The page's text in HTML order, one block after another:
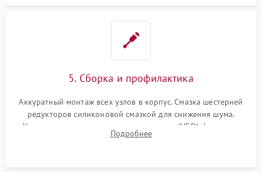
5. Сборка и профилактика
Аккуратный монтаж всех узлов в корпус. Смазка шестерней
редукторов силиконовой смазкой для снижения шума.
Установка новых расходных материалов (HEPA-фильтров,
микрофибры, щеток). Надежная фиксация разъемов и
Подробнее